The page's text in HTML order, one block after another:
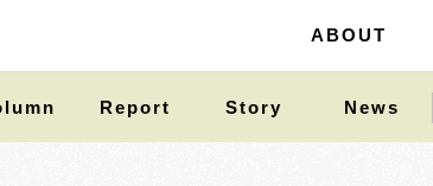
ABOUT
ABOUT
Report Story News